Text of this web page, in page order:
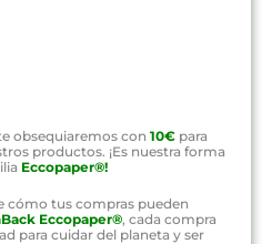
obsequiaremos con 10€ para
productos. ¡Es nuestra forma
Eccopaper®!
cómo tus compras pueden
Eccopaper®, cada compra
para cuidar del planeta y ser